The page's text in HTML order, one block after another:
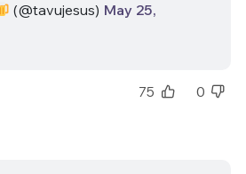
(@tavujesus) May 25,
75 0